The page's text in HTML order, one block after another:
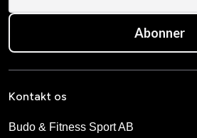
Abonner
Kontakt os
Budo & Fitness Sport AB